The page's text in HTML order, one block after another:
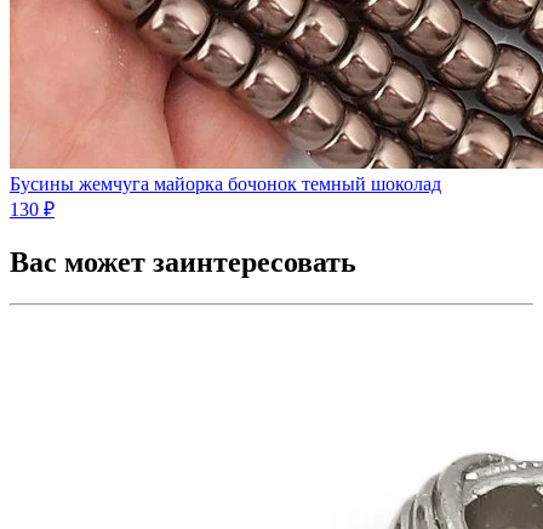
Бусины жемчуга майорка бочонок темный шоколад
130 ₽
Вас может заинтересовать